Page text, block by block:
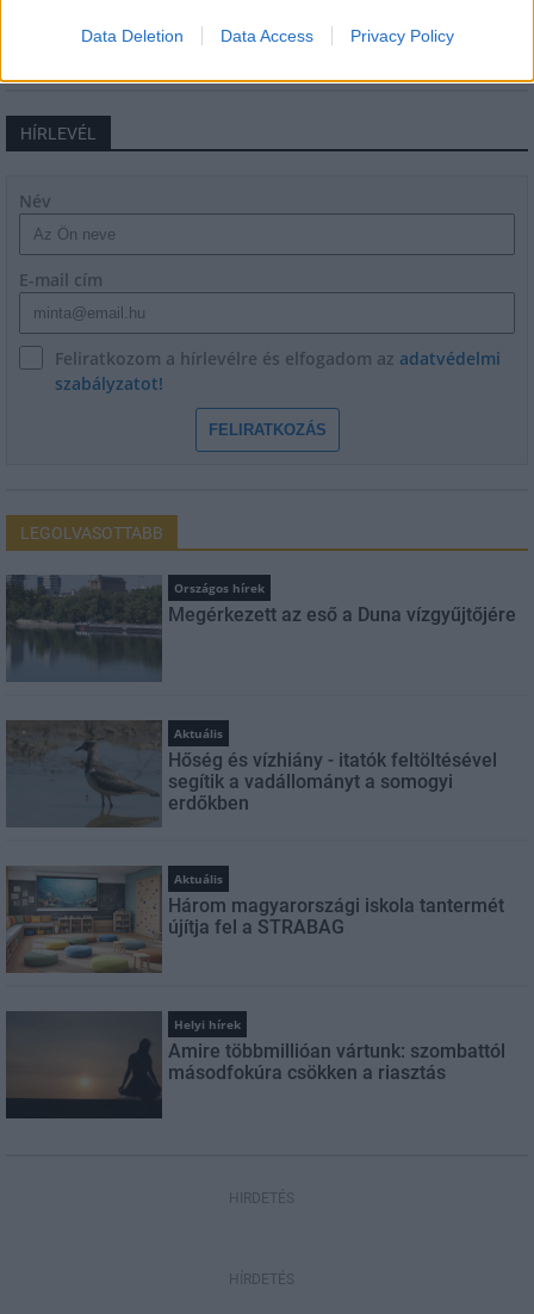
Data Deletion Data Access Privacy Policy
HÍRLEVÉL
Név
E-mail cím
Feliratkozom a hírlevélre és elfogadom az adatvédelmi
szabályzatot!
FELIRATKOZÁS
LEGOLVASOTTABB
Országos hírek
Megérkezett az eső a Duna vízgyűjtőjére
Aktuális
Hőség és vízhiány - itatók feltöltésével
segítik a vadállományt a somogyi
erdőkben
Aktuális
Három magyarországi iskola tantermét
újítja fel a STRABAG
Helyi hírek
Amire többmillióan vártunk: szombattól
másodfokúra csökken a riasztás
HIRDETÉS
HÍRDETÉS